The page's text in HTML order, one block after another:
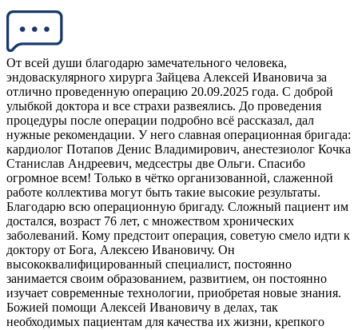
От всей души благодарю замечательного человека,
эндоваскулярного хирурга Зайцева Алексей Ивановича за
отлично проведенную операцию 20.09.2025 года. С доброй
улыбкой доктора и все страхи развеялись. До проведения
процедуры после операции подробно всё рассказал, дал
нужные рекомендации. У него славная операционная бригада:
кардиолог Потапов Денис Владимирович, анестезиолог Кочка
Станислав Андреевич, медсестры две Ольги. Спасибо
огромное всем! Только в чётко организованной, слаженной
работе коллектива могут быть такие высокие результаты.
Благодарю всю операционную бригаду. Сложный пациент им
достался, возраст 76 лет, с множеством хронических
заболеваний. Кому предстоит операция, советую смело идти к
доктору от Бога, Алексею Ивановичу. Он
высококвалифицированный специалист, постоянно
занимается своим образованием, развитием, он постоянно
изучает современные технологии, приобретая новые знания.
Божией помощи Алексей Ивановичу в делах, так
необходимых пациентам для качества их жизни, крепкого